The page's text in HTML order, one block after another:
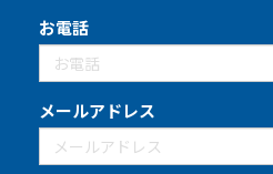
お電話
メールアドレス